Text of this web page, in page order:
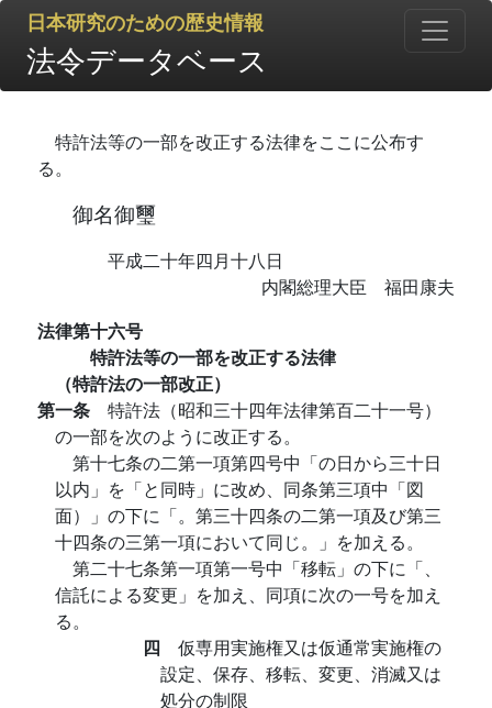
日本研究のための歴史情報
法令データベース
特許法等の一部を改正する法律をここに公布す
る。
御名御璽
平成二十年四月十八日
内閣総理大臣 福田康夫
法律第十六号
特許法等の一部を改正する法律
（特許法の一部改正）
第一条 特許法（昭和三十四年法律第百二十一号）
の一部を次のように改正する。
第十七条の二第一項第四号中「の日から三十日
以内」を「と同時」に改め、同条第三項中「図
面）」の下に「。第三十四条の二第一項及び第三
十四条の三第一項において同じ。」を加える。
第二十七条第一項第一号中「移転」の下に「、
信託による変更」を加え、同項に次の一号を加え
る。
四 仮専用実施権又は仮通常実施権の
設定、保存、移転、変更、消滅又は
処分の制限